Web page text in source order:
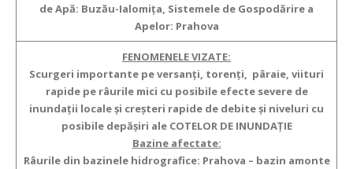
de Apă: Buzău-Ialomița, Sistemele de Gospodărire a
Apelor: Prahova
FENOMENELE VIZATE:
Scurgeri importante pe versanţi, torenţi, pâraie, viituri
rapide pe râurile mici cu posibile efecte severe de
inundaţii locale şi creşteri rapide de debite şi niveluri cu
posibile depășiri ale COTELOR DE INUNDAȚIE
Bazine afectate:
Râurile din bazinele hidrografice: Prahova – bazin amonte